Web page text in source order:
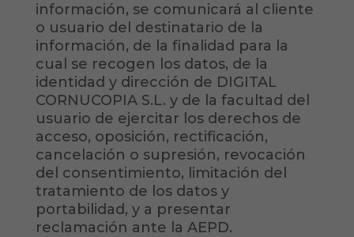
información, se comunicará al cliente
o usuario del destinatario de la
información, de la finalidad para la
cual se recogen los datos, de la
identidad y dirección de DIGITAL
CORNUCOPIA S.L. y de la facultad del
usuario de ejercitar los derechos de
acceso, oposición, rectificación,
cancelación o supresión, revocación
del consentimiento, limitación del
tratamiento de los datos y
portabilidad, y a presentar
reclamación ante la AEPD.